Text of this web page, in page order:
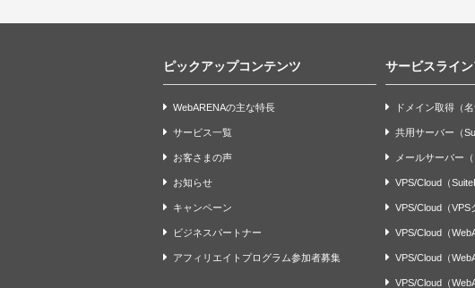
ピックアップコンテンツ
WebARENAの主な特長
サービス一覧
お客さまの声
お知らせ
キャンペーン
ビジネスパートナー
アフィリエイトプログラム参加者募集
サービスライ
ドメイン取得（
共用サーバー（
メールサーバー
VPS/Cloud（
VPS/Cloud（VPS
VPS/Cloud（
VPS/Cloud（
VPS/Cloud（